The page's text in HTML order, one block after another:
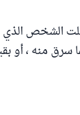
الشخص
منه ، أو